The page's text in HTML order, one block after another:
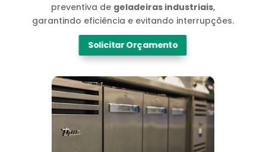
preventiva de geladeiras industriais,
garantindo eficiência e evitando interrupções.
Solicitar Orçamento